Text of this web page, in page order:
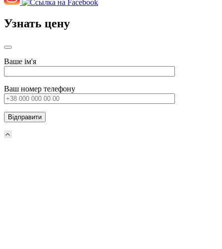
Узнать цену
Ваше ім'я
Ваш номер телефону